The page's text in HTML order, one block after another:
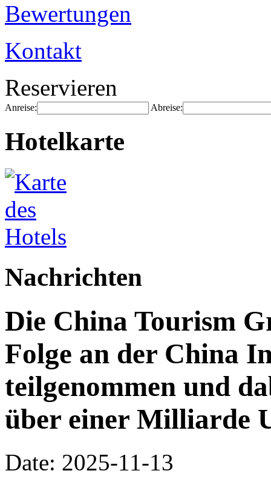
Bewertungen
Kontakt
Reservieren
Anreise: Abreise:
Hotelkarte
Nachrichten
Die China Tourism
Folge an der China
teilgenommen und
über einer Milliarde
Date: 2025-11-13